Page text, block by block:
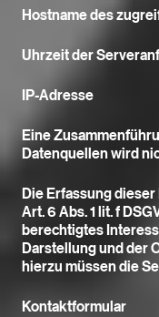
Hostname des
Uhrzeit der
IP-Adresse
Eine
Datenquellen wird
Die Erfassung
Art. 6 Abs. 1 lit. f
berechtigtes
Darstellung und der
hierzu müssen die
Kontaktformular